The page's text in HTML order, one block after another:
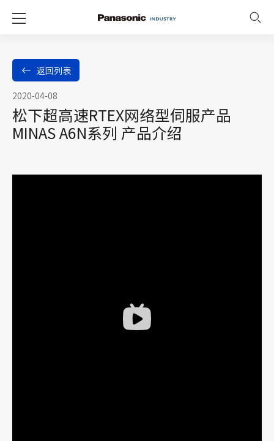
返回列表
2020-04-08
松下超高速RTEX网络型伺服产品
MINAS A6N系列 产品介绍